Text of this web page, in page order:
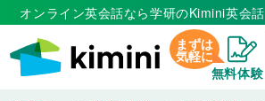
オンライン英会話なら学研のKimini英会話
まずは
気軽に
無料体験